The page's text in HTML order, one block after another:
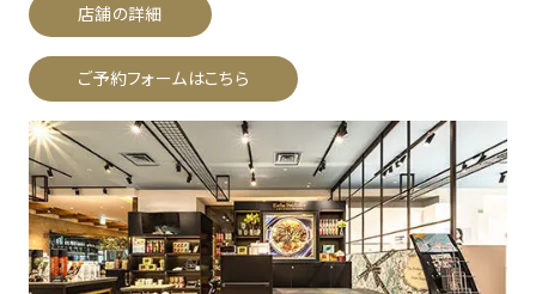
店舗の詳細
ご予約フォームはこちら